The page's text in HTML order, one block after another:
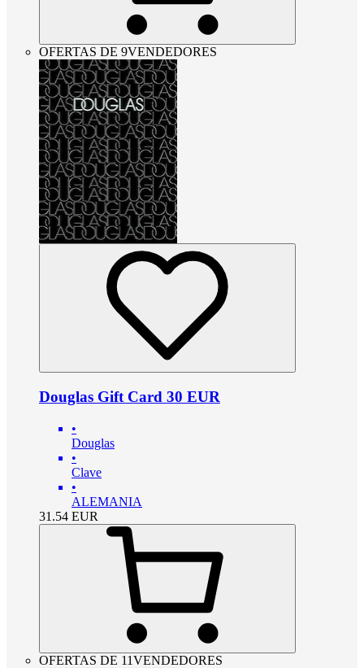
OFERTAS DE 9VENDEDORES
Douglas Gift Card 30 EUR
•
Douglas
•
Clave
•
ALEMANIA
31.54 EUR
OFERTAS DE 11VENDEDORES